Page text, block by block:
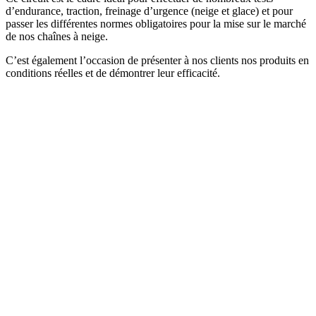
d’endurance, traction, freinage d’urgence (neige et glace) et pour
passer les différentes normes obligatoires pour la mise sur le marché
de nos chaînes à neige.
C’est également l’occasion de présenter à nos clients nos produits en
conditions réelles et de démontrer leur efficacité.